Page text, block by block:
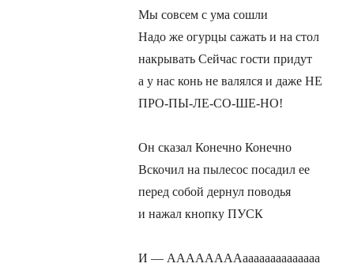
Мы совсем с ума сошли
Надо же огурцы сажать и на стол
накрывать Сейчас гости придут
а у нас конь не валялся и даже НЕ
ПРО-ПЫ-ЛЕ-СО-ШЕ-НО!
Он сказал Конечно Конечно
Вскочил на пылесос посадил ее
перед собой дернул поводья
и нажал кнопку ПУСК
И — ААААААААаааааааааааааа